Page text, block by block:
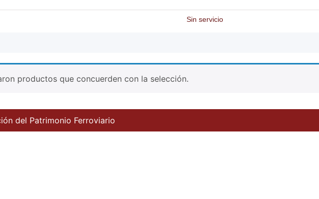
Sin servicio
productos que concuerden con la selección.
del Patrimonio Ferroviario